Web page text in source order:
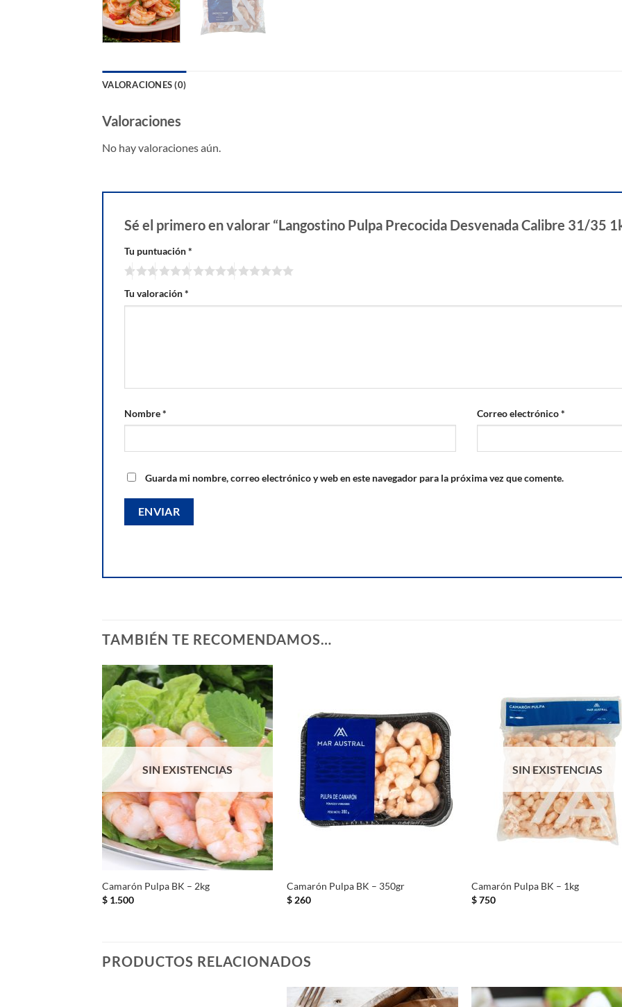
VALORACIONES (0)
Valoraciones
No hay valoraciones aún.
Sé el primero en valorar “Langostino Pulpa Precocida Desvenada Calibre 31/35
Tu puntuación*
Tu valoración*
Nombre* Correo electrónico*
Guarda mi nombre, correo electrónico y web en este navegador para la próxima vez que comente.
TAMBIÉN TE RECOMENDAMOS…
+
SIN EXISTENCIAS
Camarón Pulpa BK – 2kg
$1.500
Camarón Pulpa BK – 350gr
$ 260
SIN EXISTENCIAS
Camarón Pulpa BK – 1kg
$750
PRODUCTOS RELACIONADOS